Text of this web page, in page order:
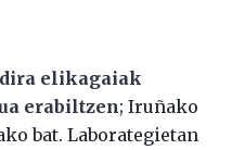
elikagaiak
erabiltzen; Iruñako
bat. Laborategietan